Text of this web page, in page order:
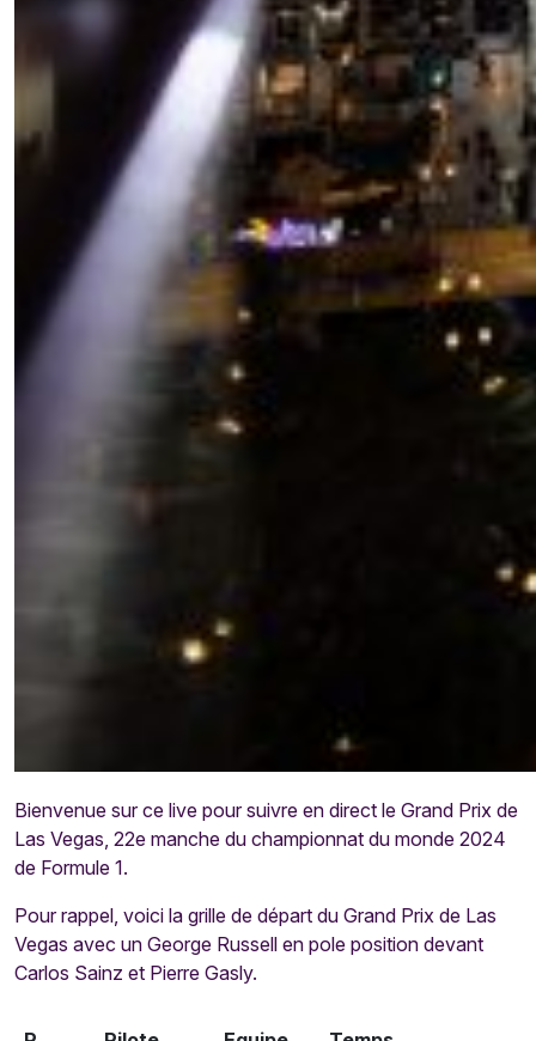
Bienvenue sur ce live pour suivre en direct le Grand Prix de
Las Vegas, 22e manche du championnat du monde 2024
de Formule 1.
Pour rappel, voici la grille de départ du Grand Prix de Las
Vegas avec un George Russell en pole position devant
Carlos Sainz et Pierre Gasly.